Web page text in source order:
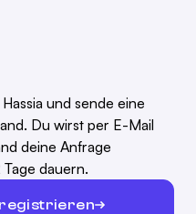
und sende eine
Du wirst per E-Mail
deine Anfrage
dauern.